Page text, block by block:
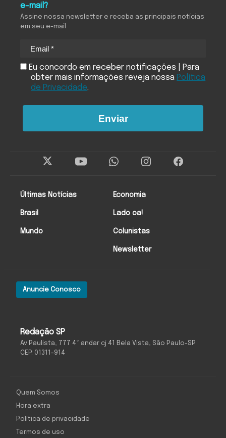
Redação SP
Av Paulista, 777 4º andar cj 41 Bela Vista, São Paulo-SP
CEP: 01311-914
Anuncie Conosco
Últimas Notícias
Brasil
Mundo
Economia
Lado oa!
Colunistas
Newsletter
e-mail?
Assine nossa newsletter e receba as principais notícias
em seu e-mail
Eu concordo em receber notificações | Para
obter mais informações reveja nossa Política
de Privacidade.
Enviar
Quem Somos
Hora extra
Política de privacidade
Termos de uso